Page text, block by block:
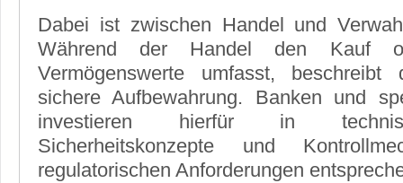
Dabei ist zwischen Handel und
Während der Handel den Kauf
Vermögenswerte umfasst, beschreibt
sichere Aufbewahrung. Banken und
investieren hierfür in
Sicherheitskonzepte und
regulatorischen Anforderungen